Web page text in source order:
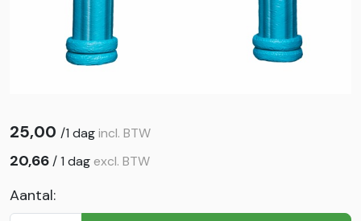
25,00 /1 dagincl. BTW
20,66/1 dag excl. BTW
Aantal: